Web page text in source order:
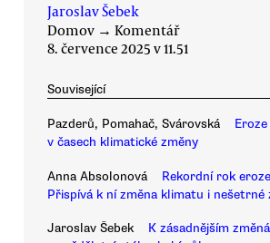
Jaroslav Šebek
Domov → Komentář
8. července 2025 v 11.51
Související
Pazderů, Pomahač, Svárovská
v časech klimatické změny
Anna Absolonová
Rekordní rok
Přispívá k ní změna klimatu i nešetrné
Jaroslav Šebek
K zásadnějším